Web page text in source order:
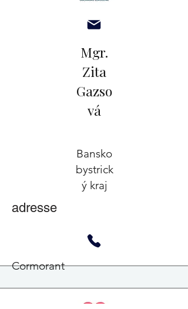
Mgr.
Zita
Gazso
vá
Bansko
bystrick
ý kraj
adresse
Cormorant